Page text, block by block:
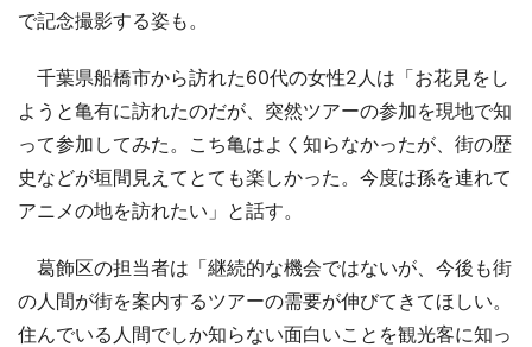
で記念撮影する姿も。
千葉県船橋市から訪れた60代の女性2人は「お花見をし
ようと亀有に訪れたのだが、突然ツアーの参加を現地で知
って参加してみた。こち亀はよく知らなかったが、街の歴
史などが垣間見えてとても楽しかった。今度は孫を連れて
アニメの地を訪れたい」と話す。
葛飾区の担当者は「継続的な機会ではないが、今後も街
の人間が街を案内するツアーの需要が伸びてきてほしい。
住んでいる人間でしか知らない面白いことを観光客に知っ